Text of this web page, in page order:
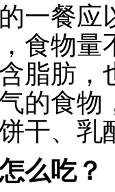
餐应
食物量
脂肪，
的食物
干、乳
么吃？